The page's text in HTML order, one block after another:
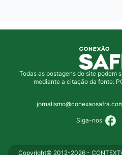
Todas as postagens do site podem
mediante a citação da fonte:
Siga-nos
Copyright© 2012-2026 -